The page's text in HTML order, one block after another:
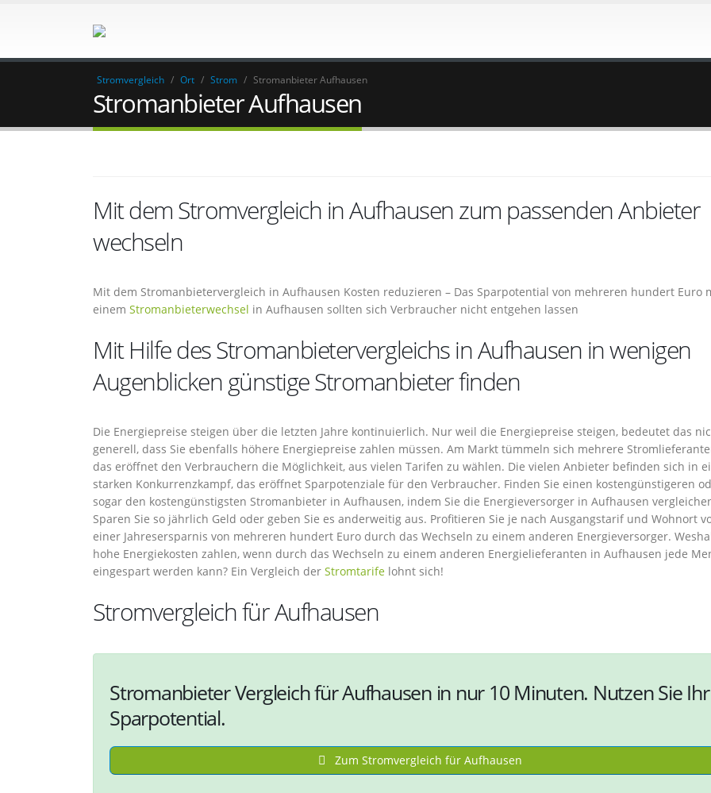
Stromvergleich / Ort / Strom / Stromanbieter Aufhausen
Stromanbieter Aufhausen
Mit dem Stromvergleich in Aufhausen zum passenden Anbieter
wechseln
Mit dem Stromanbietervergleich in Aufhausen Kosten reduzieren – Das Sparpotential von mehreren hundert Euro
einem Stromanbieterwechsel in Aufhausen sollten sich Verbraucher nicht entgehen lassen
Mit Hilfe des Stromanbietervergleichs in Aufhausen in wenigen
Augenblicken günstige Stromanbieter finden
Die Energiepreise steigen über die letzten Jahre kontinuierlich. Nur weil die Energiepreise steigen, bedeutet das
generell, dass Sie ebenfalls höhere Energiepreise zahlen müssen. Am Markt tümmeln sich mehrere
das eröffnet den Verbrauchern die Möglichkeit, aus vielen Tarifen zu wählen. Die vielen Anbieter befinden sich in
starken Konkurrenzkampf, das eröffnet Sparpotenziale für den Verbraucher. Finden Sie einen kostengünstigeren
sogar den kostengünstigsten Stromanbieter in Aufhausen, indem Sie die Energieversorger in Aufhausen
Sparen Sie so jährlich Geld oder geben Sie es anderweitig aus. Profitieren Sie je nach Ausgangstarif und Wohnort
einer Jahresersparnis von mehreren hundert Euro durch das Wechseln zu einem anderen Energieversorger.
hohe Energiekosten zahlen, wenn durch das Wechseln zu einem anderen Energielieferanten in Aufhausen jede
eingespart werden kann? Ein Vergleich der Stromtarife lohnt sich!
Stromvergleich für Aufhausen
Stromanbieter Vergleich für Aufhausen in nur 10 Minuten. Nutzen Sie Ihr
Sparpotential.
Zum Stromvergleich für Aufhausen